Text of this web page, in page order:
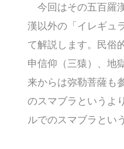
今回はその五百羅
漢以外の「イレギュ
て解説します。民俗
申信仰（三猿）、地
来からは弥勒菩薩も
のスマブラというよ
ルでのスマブラとい